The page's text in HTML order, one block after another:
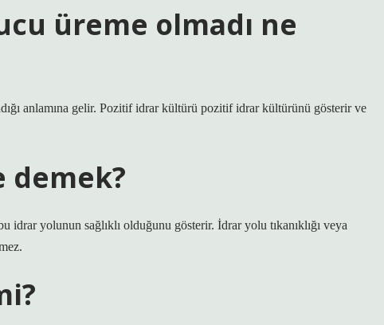
üreme olmadı ne
anlamına gelir. Pozitif idrar kültürü pozitif idrar kültürünü gösterir ve
demek?
idrar yolunun sağlıklı olduğunu gösterir. İdrar yolu tıkanıklığı veya